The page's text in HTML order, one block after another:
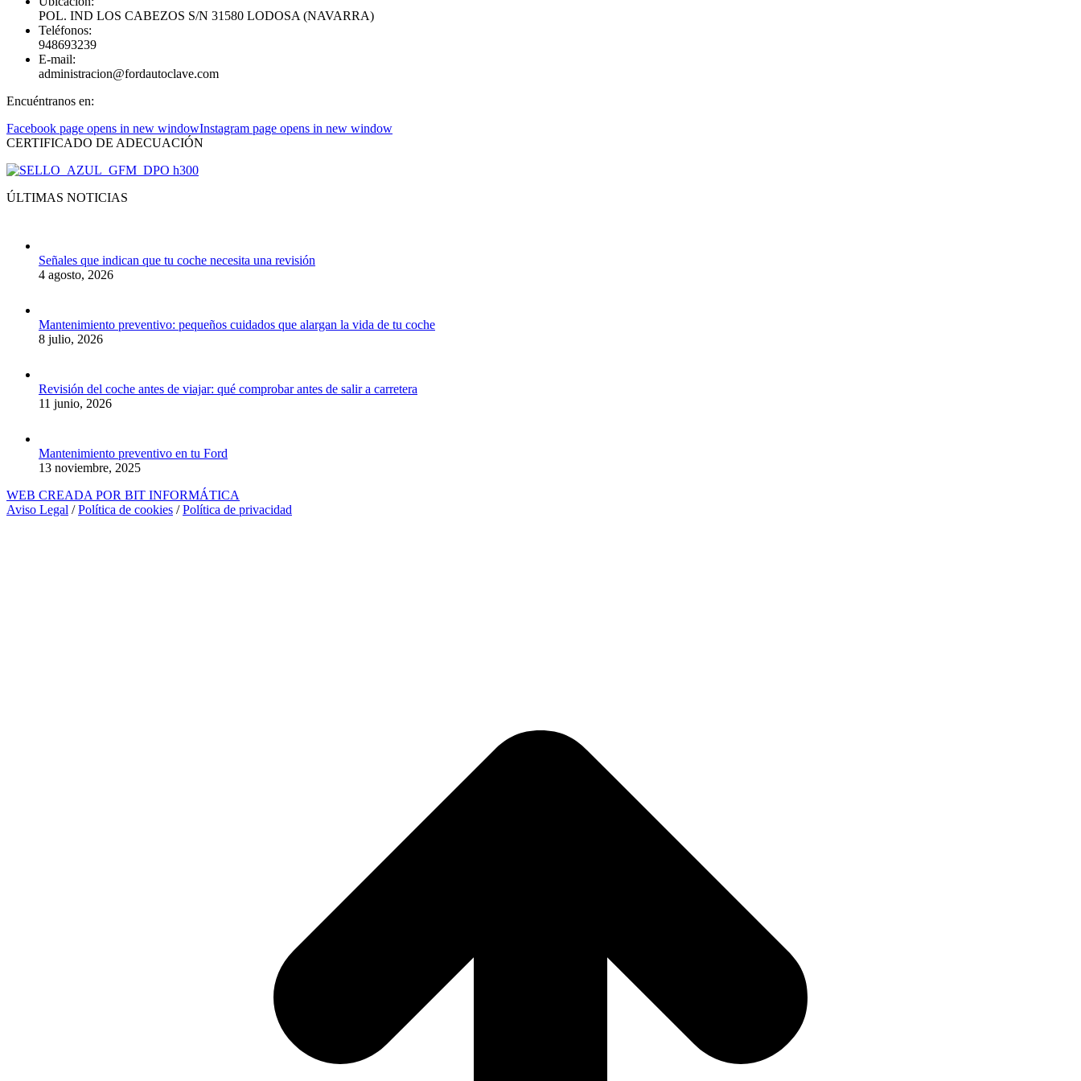
POL. IND LOS CABEZOS S/N 31580 LODOSA (NAVARRA)
Teléfonos:
948693239
E-mail:
administracion@fordautoclave.com
Encuéntranos en:
Facebook page opens in new windowInstagram page opens in new window
CERTIFICADO DE ADECUACIÓN
ÚLTIMAS NOTICIAS
Señales que indican que tu coche necesita una revisión
4 agosto, 2026
Mantenimiento preventivo: pequeños cuidados que alargan la vida de tu coche
8 julio, 2026
Revisión del coche antes de viajar: qué comprobar antes de salir a carretera
11 junio, 2026
Mantenimiento preventivo en tu Ford
13 noviembre, 2025
WEB CREADA POR BIT INFORMÁTICA
Aviso Legal /Política de cookies /Política de privacidad